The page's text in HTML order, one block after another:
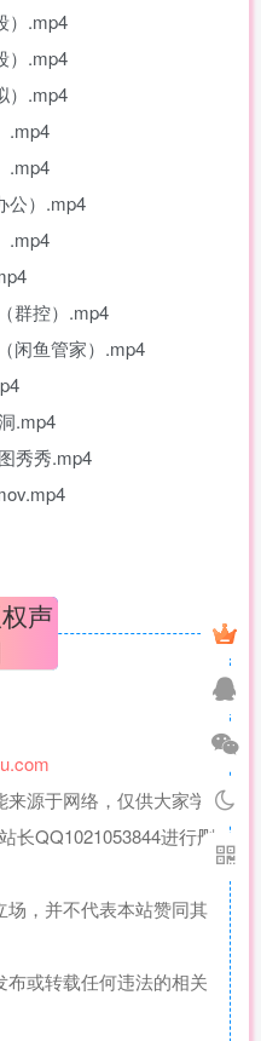
）.mp4
）.mp4
）.mp4
.mp4
.mp4
公）.mp4
.mp4
群控）.mp4
闲鱼管家）.mp4
.mp4
秀秀.mp4
声
源于网络，仅供大家学
长QQ1021053844进行删
，并不代表本站赞同其
或转载任何违法的相关